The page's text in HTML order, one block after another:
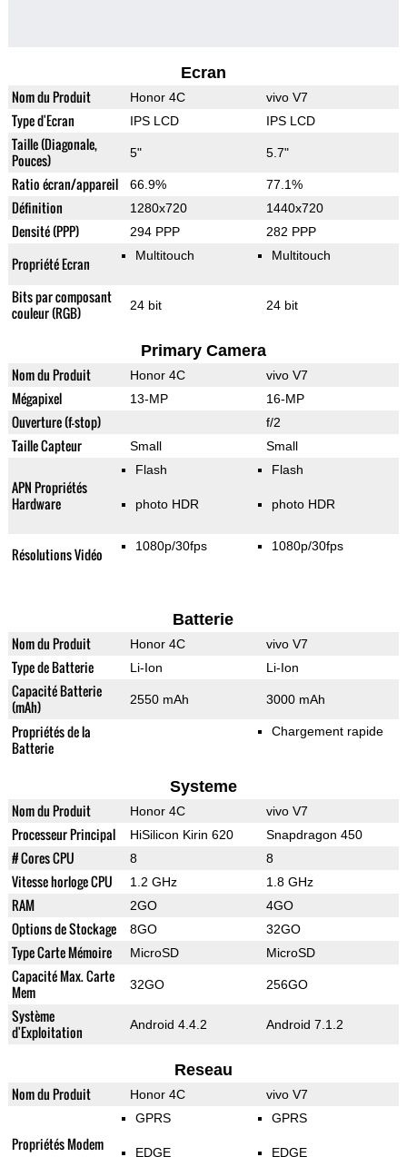
Ecran
Nom du Produit Honor 4C vivo V7
Type d'Ecran IPS LCD IPS LCD
Taille (Diagonale,
Pouces)
5" 5.7"
Ratio écran/appareil 66.9% 77.1%
Définition 1280x720 1440x720
Densité (PPP) 294 PPP 282 PPP
Propriété Ecran Multitouch Multitouch
Bits par composant
couleur (RGB)
24 bit 24 bit
Primary Camera
Nom du Produit Honor 4C vivo V7
Mégapixel 13-MP 16-MP
Ouverture (f-stop) f/2
Taille Capteur Small Small
APN Propriétés
Hardware
Flash
photo HDR
Flash
photo HDR
Résolutions Vidéo 1080p/30fps 1080p/30fps
Batterie
Nom du Produit Honor 4C vivo V7
Type de Batterie Li-Ion Li-Ion
Capacité Batterie
(mAh)
2550 mAh 3000 mAh
Propriétés de la
Batterie
Chargement rapide
Systeme
Nom du Produit Honor 4C vivo V7
Processeur Principal HiSilicon Kirin 620 Snapdragon 450
# Cores CPU 8 8
Vitesse horloge CPU 1.2 GHz 1.8 GHz
RAM 2GO 4GO
Options de Stockage 8GO 32GO
Type Carte Mémoire MicroSD MicroSD
Capacité Max. Carte
Mem
32GO 256GO
Système
d'Exploitation
Android 4.4.2 Android 7.1.2
Reseau
Nom du Produit Honor 4C vivo V7
Propriétés Modem
GPRS
EDGE
GPRS
EDGE